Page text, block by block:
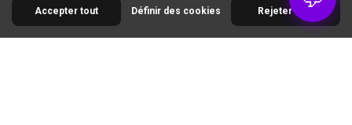
© 2026 Cimaise Tableau. Tous droits réservés.
Accepter tout Rejeter tout
Définir des cookies